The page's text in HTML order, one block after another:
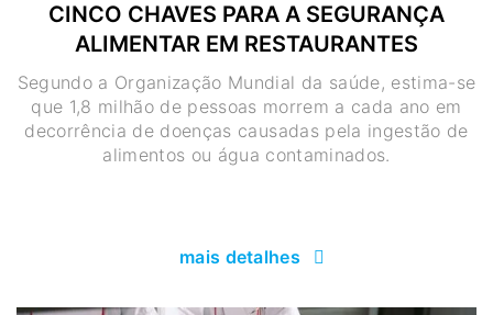
CINCO CHAVES PARA A SEGURANÇA
ALIMENTAR EM RESTAURANTES
Segundo a Organização Mundial da saúde, estima-se
que 1,8 milhão de pessoas morrem a cada ano em
decorrência de doenças causadas pela ingestão de
alimentos ou água contaminados.
mais detalhes